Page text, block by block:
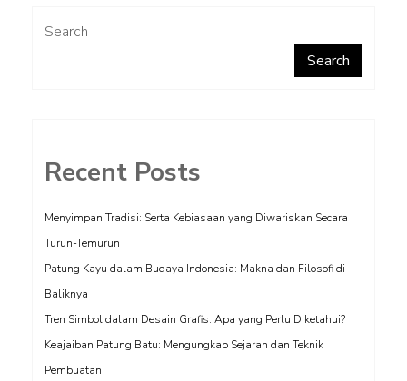
Search
Search
Recent Posts
Menyimpan Tradisi: Serta Kebiasaan yang Diwariskan Secara
Turun-Temurun
Patung Kayu dalam Budaya Indonesia: Makna dan Filosofi di
Baliknya
Tren Simbol dalam Desain Grafis: Apa yang Perlu Diketahui?
Keajaiban Patung Batu: Mengungkap Sejarah dan Teknik
Pembuatan